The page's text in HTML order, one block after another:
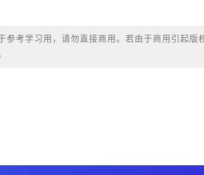
参考学习用，请勿直接商用。若由于商用引起版